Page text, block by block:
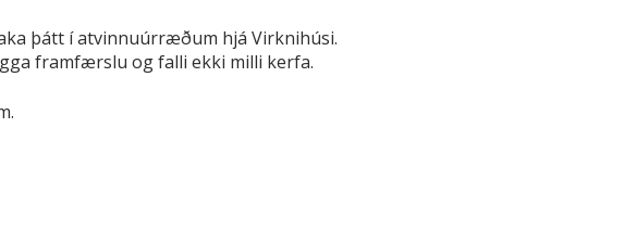
þátt í atvinnuúrræðum hjá Virknihúsi.
framfærslu og falli ekki milli kerfa.